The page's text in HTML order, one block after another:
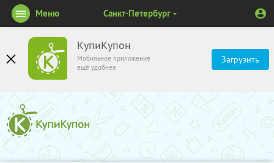
КупиКупон
Мобильное приложение
ещё удобнее
Загрузить
Меню Санкт-Петербург